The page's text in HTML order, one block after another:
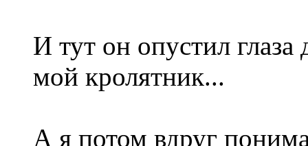
И тут он опустил
мой кролятник...
А я потом вдруг